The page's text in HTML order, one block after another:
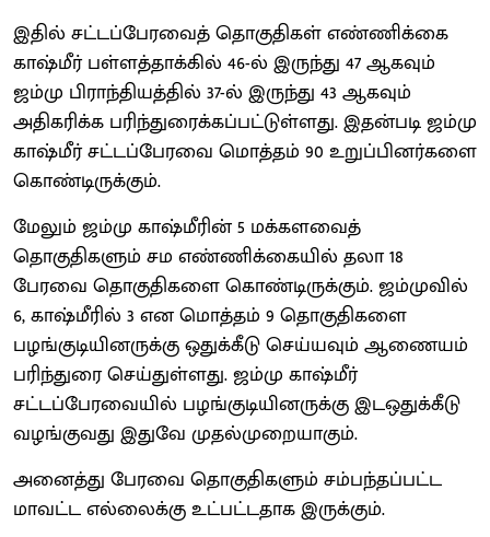
இதில் சட்டப்பேரவைத் தொகுதிகள் எண்ணிக்கை
காஷ்மீர் பள்ளத்தாக்கில் 46-ல் இருந்து 47 ஆகவும்
ஜம்மு பிராந்தியத்தில் 37-ல் இருந்து 43 ஆகவும்
அதிகரிக்க பரிந்துரைக்கப்பட்டுள்ளது. இதன்படி ஜம்மு
காஷ்மீர் சட்டப்பேரவை மொத்தம் 90 உறுப்பினர்களை
கொண்டிருக்கும்.
மேலும் ஜம்மு காஷ்மீரின் 5 மக்களவைத்
தொகுதிகளும் சம எண்ணிக்கையில் தலா 18
பேரவை தொகுதிகளை கொண்டிருக்கும். ஜம்முவில்
6, காஷ்மீரில் 3 என மொத்தம் 9 தொகுதிகளை
பழங்குடியினருக்கு ஒதுக்கீடு செய்யவும் ஆணையம்
பரிந்துரை செய்துள்ளது. ஜம்மு காஷ்மீர்
சட்டப்பேரவையில் பழங்குடியினருக்கு இடஒதுக்கீடு
வழங்குவது இதுவே முதல்முறையாகும்.
அனைத்து பேரவை தொகுதிகளும் சம்பந்தப்பட்ட
மாவட்ட எல்லைக்கு உட்பட்டதாக இருக்கும்.